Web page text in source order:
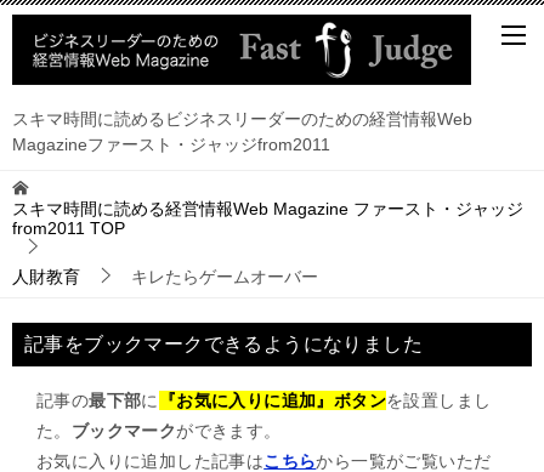
スキマ時間に読めるビジネスリーダーのための経営情報Web
Magazineファースト・ジャッジfrom2011
スキマ時間に読める経営情報Web Magazine ファースト・ジャッジ
from2011 TOP
人財教育 キレたらゲームオーバー
記事をブックマークできるようになりました
記事の最下部に 『お気に入りに追加』ボタンを設置しまし
た。 ブックマークができます。
お気に入りに追加した記事はこちらから一覧がご覧いただ